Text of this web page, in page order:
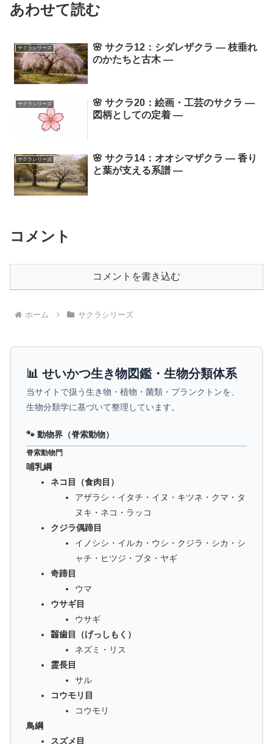
あわせて読む
サクラシリーズ
🌸 サクラ12：シダレザクラ ― 枝垂れ
のかたちと古木 ―
サクラシリーズ
🌸 サクラ20：絵画・工芸のサクラ ―
図柄としての定着 ―
サクラシリーズ
🌸 サクラ14：オオシマザクラ ― 香り
と葉が支える系譜 ―
コメント
コメントを書き込む
ホーム サクラシリーズ
📊 せいかつ生き物図鑑・生物分類体系
当サイトで扱う生き物・植物・菌類・プランクトンを、
生物分類学に基づいて整理しています。
🐾 動物界（脊索動物）
脊索動物門
哺乳綱
ネコ目（食肉目）
アザラシ・イタチ・イヌ・キツネ・クマ・タ
ヌキ・ネコ・ラッコ
クジラ偶蹄目
イノシシ・イルカ・ウシ・クジラ・シカ・シ
ャチ・ヒツジ・ブタ・ヤギ
奇蹄目
ウマ
ウサギ目
ウサギ
齧歯目（げっしもく）
ネズミ・リス
霊長目
サル
コウモリ目
コウモリ
鳥綱
スズメ目